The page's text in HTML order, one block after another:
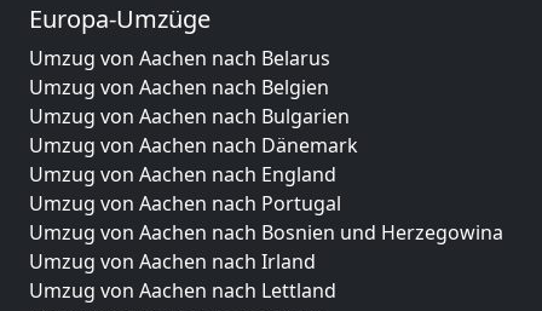
Europa-Umzüge
Umzug von Aachen nach Belarus
Umzug von Aachen nach Belgien
Umzug von Aachen nach Bulgarien
Umzug von Aachen nach Dänemark
Umzug von Aachen nach England
Umzug von Aachen nach Portugal
Umzug von Aachen nach Bosnien und Herzegowina
Umzug von Aachen nach Irland
Umzug von Aachen nach Lettland